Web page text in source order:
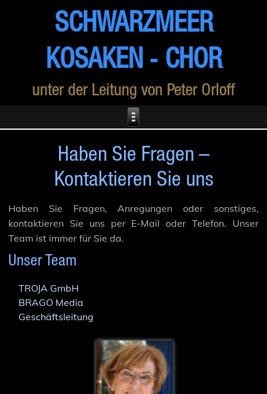
SCHWARZMEER
KOSAKEN ‑ CHOR
unter der Leitung von Peter Orloff
Haben Sie Fragen –
Kontaktieren Sie uns
Haben Sie Fragen, Anregungen oder sonstiges,
kontaktieren Sie uns per E-Mail oder Telefon. Unser
Team ist immer für Sie da.
Unser Team
TROJA GmbH
BRAGO Media
Geschäftsleitung